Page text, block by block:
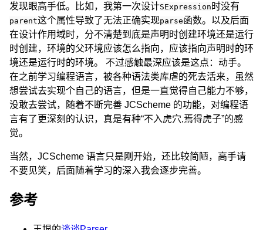
发现眼高手低。比如，我第一次设计SExpression 时没有
parent这个属性导致了无法正确实现parse函数。以及后面
在设计作用域时，分不清楚到底是声明时创建环境还是运行
时创建，环境的父环境应该怎么指向，应该指向声明时的环
境还是运行时的环境。 不过感触最深应该是这点：动手。
在之前学习编程语言，被各种语法类库虐的死去活来，虽然
想尝试去实现个自己的语言，但是一直觉得自己能力不够，
没敢去尝试，随着不断完善 JCScheme 的功能，对编程语
言有了更深刻的认识，真是有种“不入虎穴,焉得虎子”的感
觉。
当然，JCScheme 语言只是刚开始，还比较简陋，高手请
不要见笑，后面随着学习的深入我会逐步完善。
参考